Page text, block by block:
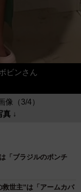
ビンさん
像（3/4）
真 ↓
「ブラジルのポンチ
世主”は「アームカバ